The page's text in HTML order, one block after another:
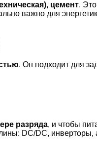
цемент.
важно для
. Он подходит для
разряда, и чтобы
DC/DC,